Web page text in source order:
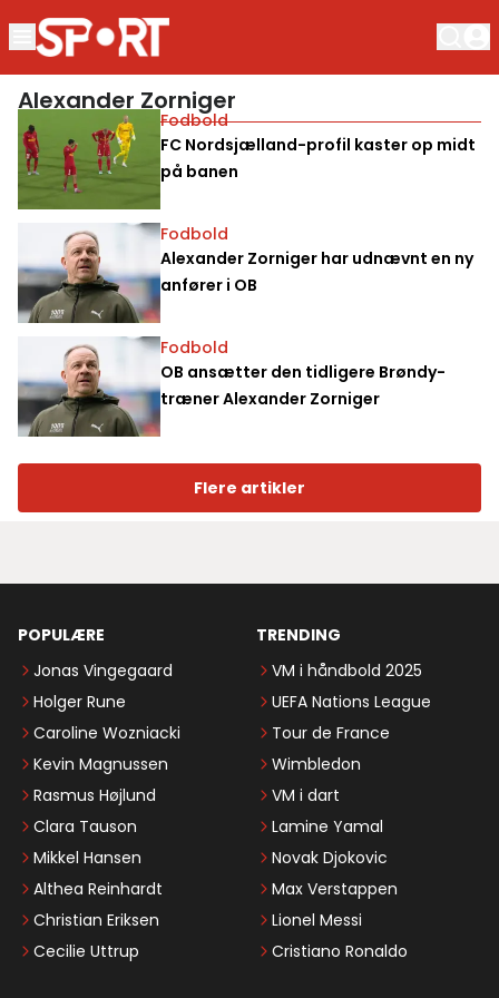
Alexander Zorniger
Fodbold
FC Nordsjælland-profil kaster op midt
på banen
Fodbold
Alexander Zorniger har udnævnt en ny
anfører i OB
Fodbold
OB ansætter den tidligere Brøndy-
træner Alexander Zorniger
Flere artikler
POPULÆRE
Jonas Vingegaard
Holger Rune
Caroline Wozniacki
Kevin Magnussen
Rasmus Højlund
Clara Tauson
Mikkel Hansen
Althea Reinhardt
Christian Eriksen
Cecilie Uttrup
TRENDING
VM i håndbold 2025
UEFA Nations League
Tour de France
Wimbledon
VM i dart
Lamine Yamal
Novak Djokovic
Max Verstappen
Lionel Messi
Cristiano Ronaldo